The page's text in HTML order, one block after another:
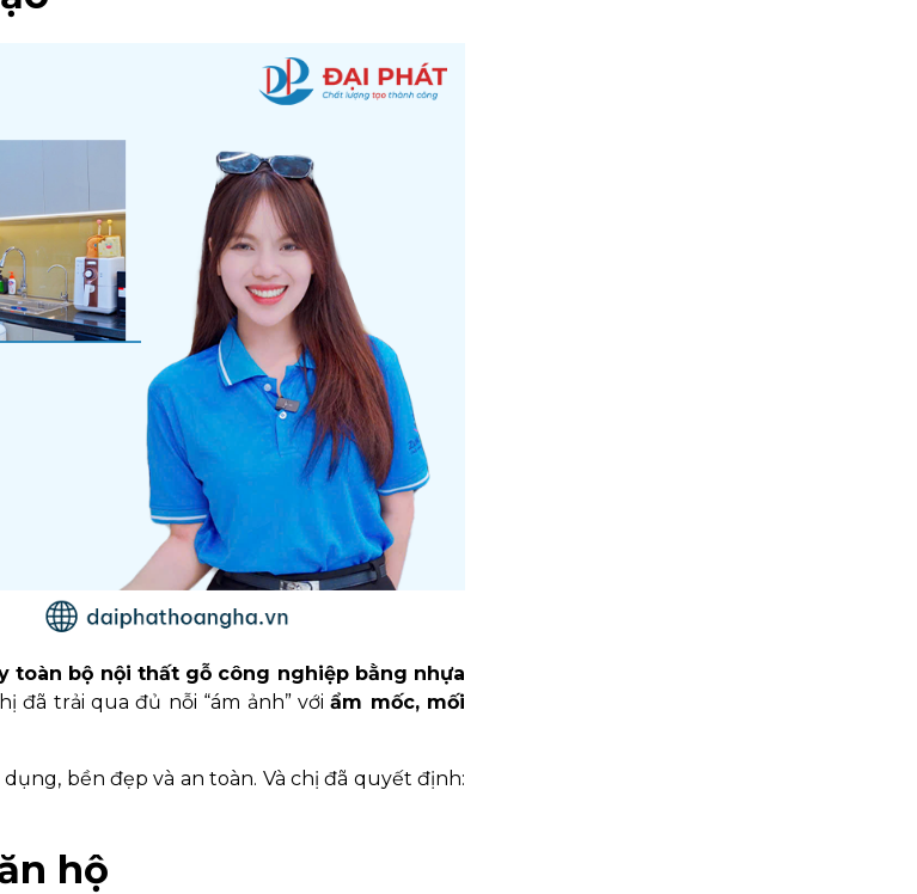
toàn bộ nội thất gỗ công nghiệp bằng nhựa
đã trải qua đủ nỗi “ám ảnh” vớiẩm mốc, mối
bền đẹp và an toàn. Và chị đã quyết định:
hộ